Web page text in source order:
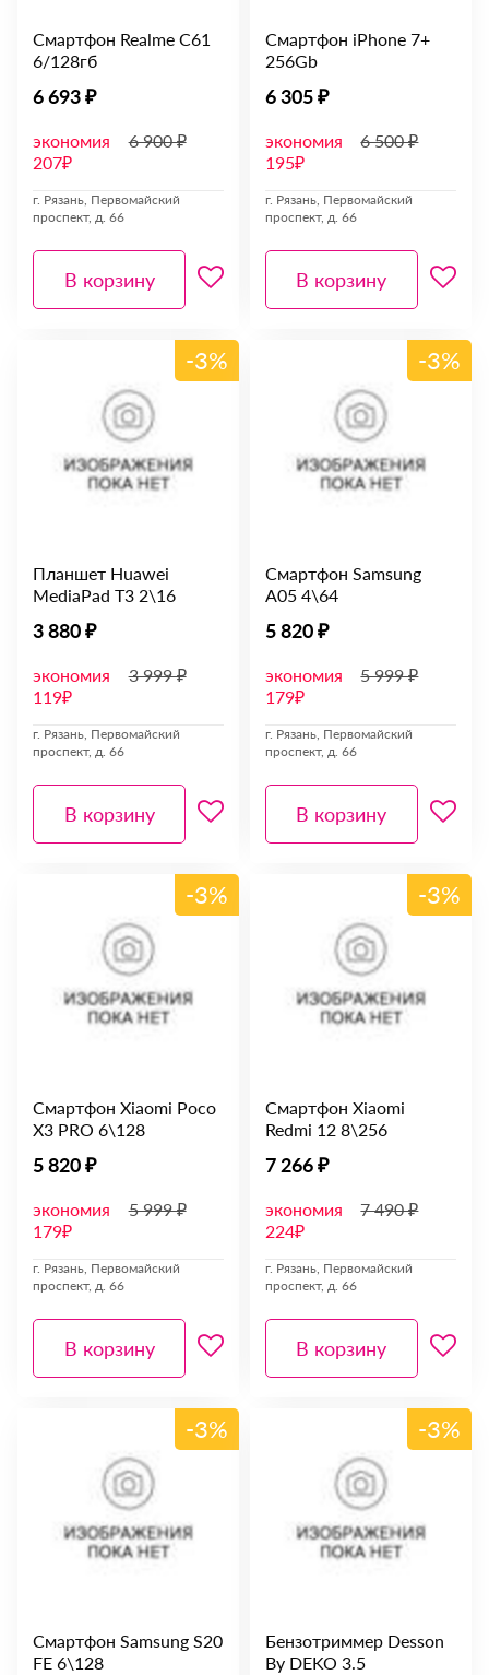
Смартфон Realme C61
6/128гб
6 693 ₽
экономия
207₽
6 900 ₽
г. Рязань, Первомайский
проспект, д. 66
В корзину
Смартфон iPhone 7+
256Gb
6 305 ₽
экономия
195₽
6 500 ₽
г. Рязань, Первомайский
проспект, д. 66
В корзину
-3%
Планшет Huawei
MediaPad T3 2\16
3 880 ₽
экономия
119₽
3 999 ₽
г. Рязань, Первомайский
проспект, д. 66
В корзину
-3%
Смартфон Samsung
A05 4\64
5 820 ₽
экономия
179₽
5 999 ₽
г. Рязань, Первомайский
проспект, д. 66
В корзину
-3%
Смартфон Xiaomi Poco
X3 PRO 6\128
5 820 ₽
экономия
179₽
5 999 ₽
г. Рязань, Первомайский
проспект, д. 66
В корзину
-3%
Смартфон Xiaomi
Redmi 12 8\256
7 266 ₽
экономия
224₽
7 490 ₽
г. Рязань, Первомайский
проспект, д. 66
В корзину
-3%
Смартфон Samsung S20
FE 6\128
-3%
Бензотриммер Desson
By DEKO 3.5